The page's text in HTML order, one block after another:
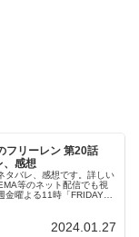
フリーレン 第20話
、感想
タバレ、感想です。詳しい
等のネット配信でも視
金曜よる11時「FRIDAY
2024.01.27